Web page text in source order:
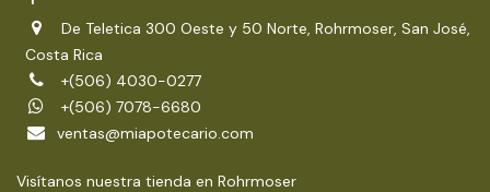
De Teletica 300 Oeste y 50 Norte, Rohrmoser, San José,
Costa Rica
+(506) 4030-0277
+(506) 7078-6680
ventas@miapotecario.com
Visítanos nuestra tienda en Rohrmoser